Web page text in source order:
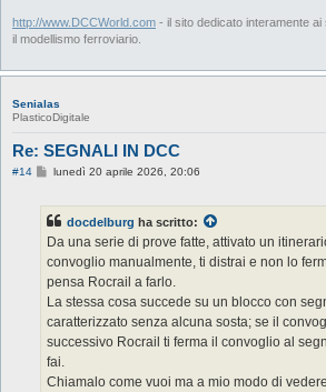
http://www.DCCWorld.com - il sito dedicato interamente
il modellismo ferroviario.
Senialas
PlasticoDigitale
Re: SEGNALI IN DCC
#14
M
a
g
g
i
o
lunedì 20 aprile 2026, 20:06
docdelburg ha scritto:
Da una serie di prove fatte, attivato un
convoglio manualmente, ti distrai e non lo
pensa Rocrail a farlo.
La stessa cosa succede su un blocco con
caratterizzato senza alcuna sosta; se il
successivo Rocrail ti ferma il convoglio al
fai.
Chiamalo come vuoi ma a mio modo di